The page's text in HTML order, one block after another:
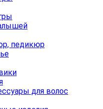
педикюр
для волос